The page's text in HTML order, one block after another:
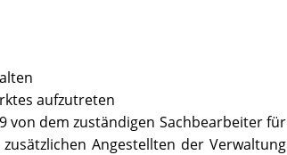
aufzutreten
von dem zuständigen Sachbearbeiter für
Angestellten der Verwaltung